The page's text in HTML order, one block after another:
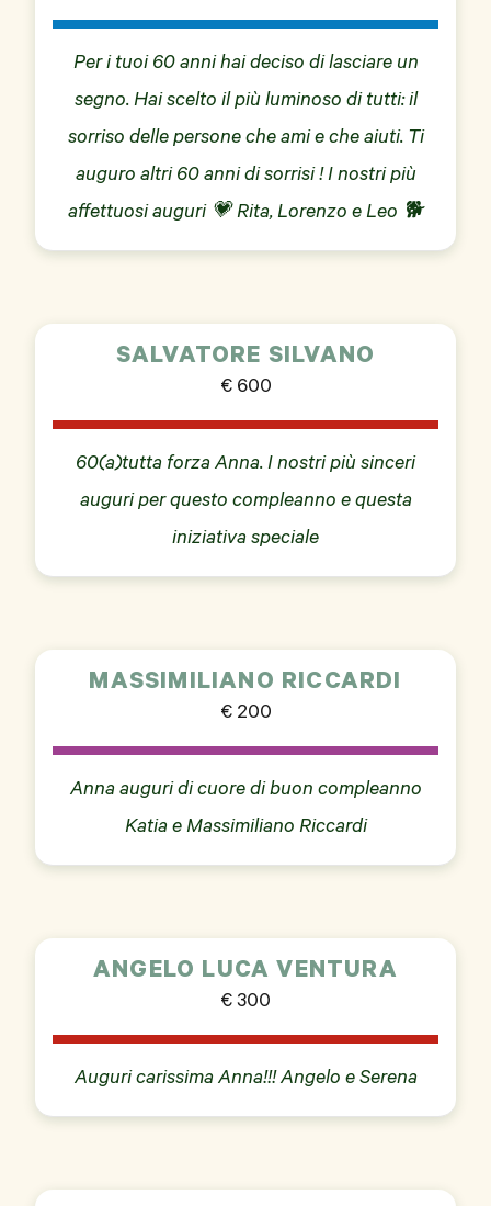
Per i tuoi 60 anni hai deciso di lasciare un
segno. Hai scelto il più luminoso di tutti: il
sorriso delle persone che ami e che aiuti. Ti
auguro altri 60 anni di sorrisi ! I nostri più
affettuosi auguri 💗 Rita, Lorenzo e Leo 🐕
SALVATORE SILVANO
€ 600
60(a)tutta forza Anna. I nostri più sinceri
auguri per questo compleanno e questa
iniziativa speciale
MASSIMILIANO RICCARDI
€ 200
Anna auguri di cuore di buon compleanno
Katia e Massimiliano Riccardi
ANGELO LUCA VENTURA
€ 300
Auguri carissima Anna!!! Angelo e Serena